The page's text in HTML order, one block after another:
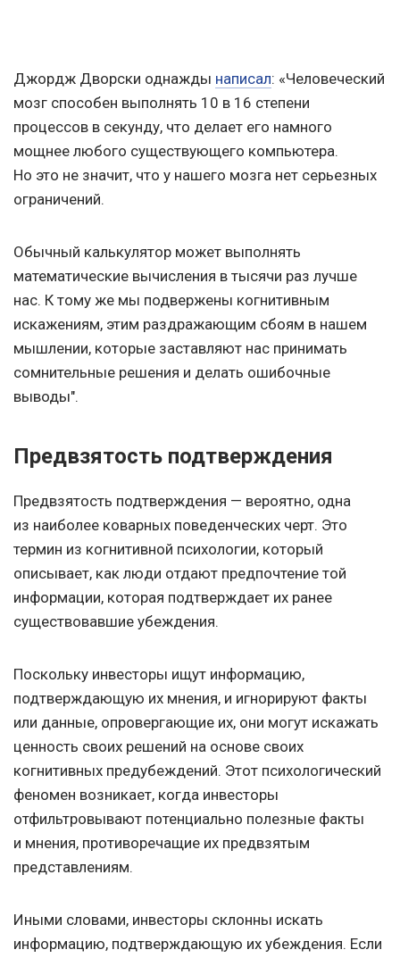
Джордж Дворски однажды написал: «Человеческий
мозг способен выполнять 10 в 16 степени
процессов в секунду, что делает его намного
мощнее любого существующего компьютера.
Но это не значит, что у нашего мозга нет серьезных
ограничений.
Обычный калькулятор может выполнять
математические вычисления в тысячи раз лучше
нас. К тому же мы подвержены когнитивным
искажениям, этим раздражающим сбоям в нашем
мышлении, которые заставляют нас принимать
сомнительные решения и делать ошибочные
выводы".
Предвзятость подтверждения
Предвзятость подтверждения — вероятно, одна
из наиболее коварных поведенческих черт. Это
термин из когнитивной психологии, который
описывает, как люди отдают предпочтение той
информации, которая подтверждает их ранее
существовавшие убеждения.
Поскольку инвесторы ищут информацию,
подтверждающую их мнения, и игнорируют факты
или данные, опровергающие их, они могут искажать
ценность своих решений на основе своих
когнитивных предубеждений. Этот психологический
феномен возникает, когда инвесторы
отфильтровывают потенциально полезные факты
и мнения, противоречащие их предвзятым
представлениям.
Иными словами, инвесторы склонны искать
информацию, подтверждающую их убеждения. Если